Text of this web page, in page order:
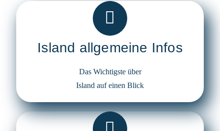
Island allgemeine Infos
Das Wichtigste über
Island auf einen Blick